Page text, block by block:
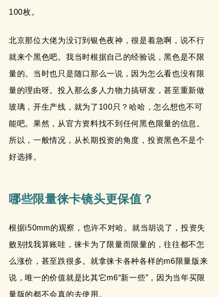
100枚。
北京那位大佬为没订到银色夜神，很是着急啊，说不行
就来个黑色吧。我当时根据自己的经验说，黑色是不限
量的。当时也只是随口那么一说，因为怎么看也没有限
量的理由呀。投入那么多人力物力搞研发，甚至重新做
玻璃，开生产线，就为了100只？哈哈，怎么想也不可
能吧。果然，从官方资料找不到任何黑色限量的信息。
所以，一般情况，从长期投资的角度，投资黑色不是个
好选择。
哪些限量徕卡镜头更保值？
根据i50mm的观察，也许不对哈。就当胡说了，投资失
败别找我算账哇，徕卡为了限量而限量的，往往都不怎
么涨价，甚至跌很多。就拿徕卡各种各样的m6限量版来
说，唯一的价值就是比其它m6“新一些”，因为当年买限
量版的都不会真的去使用。